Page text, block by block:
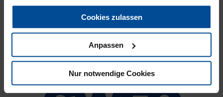
Cookies zulassen
Anpassen
Nur notwendige Cookies